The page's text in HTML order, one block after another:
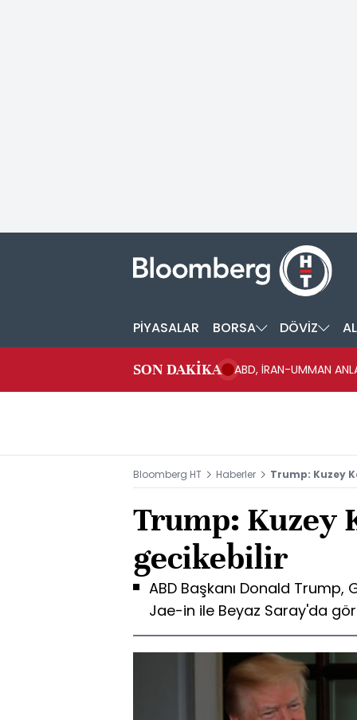
PİYASALAR BORSA DÖVİZ
SON DAKİKA ABD, İRAN-UMMAN
Bloomberg HT Haberler Trump: Kuzey
Trump: Kuzey
gecikebilir
ABD Başkanı Donald Trump,
Jae-in ile Beyaz Saray'da